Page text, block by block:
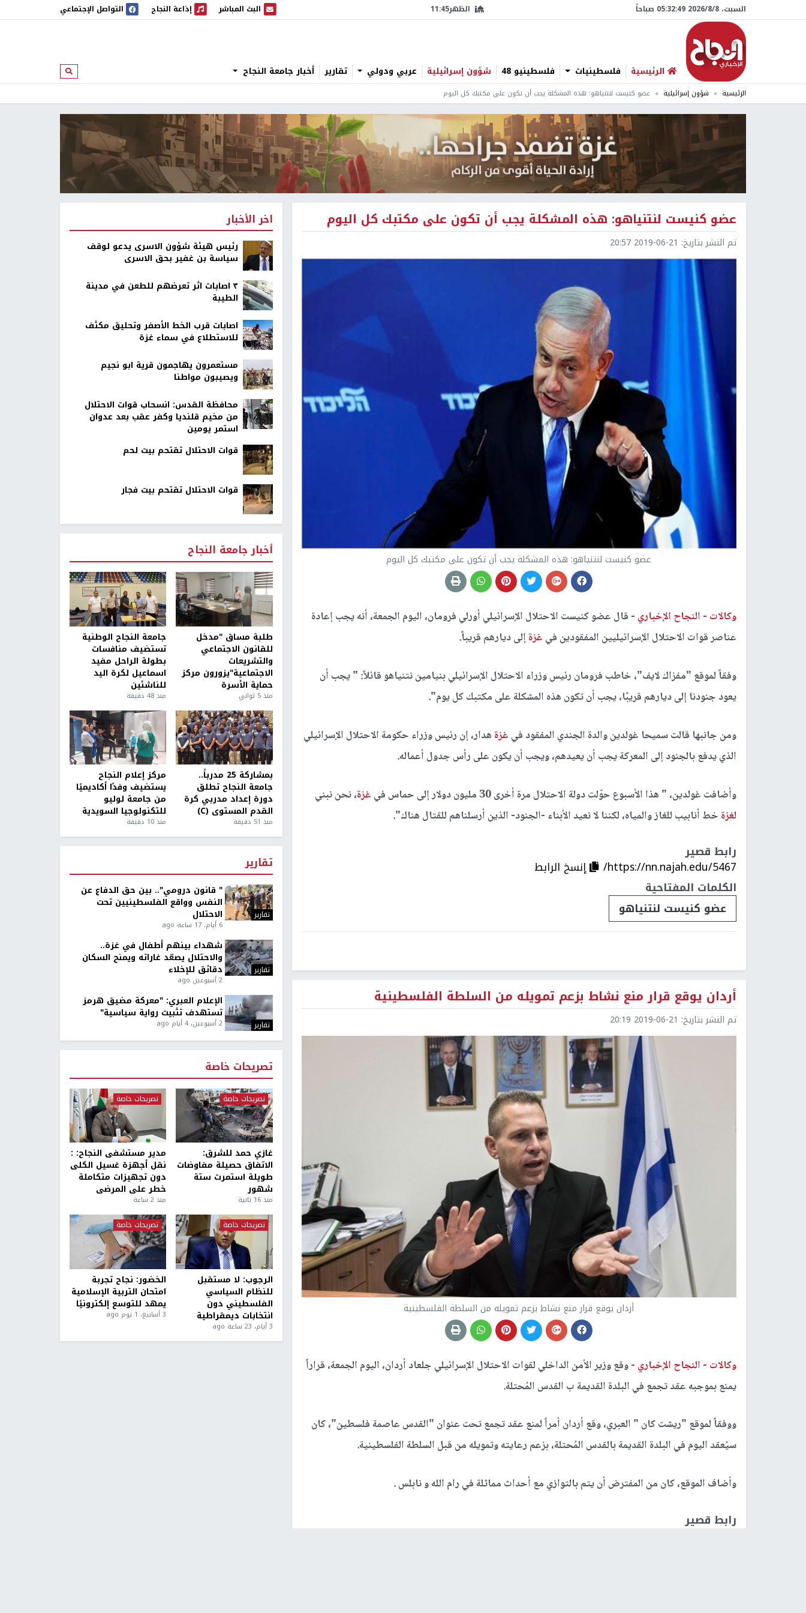
السبت، 8/‏8/‏2026 05:32:50 صباحاً الظهر11:45 البث المباشر
البث المباشر إذاعة النجاح
إذاعة النجاح التواصل الإجتماعي
الرئيسية فلسطينيات فلسطينيو 48 شؤون إسرائيلية عربي ودولي تقارير أخبار جامعة النجاح ابحث
الرئيسية شؤون إسرائيلية عضو كنيست لنتنياهو: هذه المشكلة يجب أن تكون على مكتبك كل اليوم
عضو كنيست لنتنياهو: هذه المشكلة يجب أن تكون على مكتبك كل اليوم
تم النشر بتاريخ: 2019-06-21 20:57
عضو كنيست لنتنياهو: هذه المشكلة يجب أن تكون على مكتبك كل اليوم
وكالات - النجاح الإخباري - قال عضو كنيست الاحتلال الإسرائيلي أورلي فرومان، اليوم الجمعة، أنه يجب إعادة
عناصر قوات الاحتلال الإسرائيليين المفقودين في غزةإلى ديارهم قريباً.
وفقاً لموقع "مفزاك لايف"، خاطب فرومان رئيس وزراء الاحتلال الإسرائيلي بنيامين نتنياهو قائلاً: " يجب أن
يعود جنودنا إلى ديارهم قريبًا، يجب أن تكون هذه المشكلة على مكتبك كل يوم".
ومن جانبها قالت سميحا غولدين والدة الجندي المفقود في غزة هدار، إن رئيس وزراء حكومة الاحتلال الإسرائيلي
الذي يدفع بالجنود إلى المعركة يجب أن يعيدهم، ويجب أن يكون على رأس جدول أعماله.
وأضافت غولدين، " هذا الأسبوع حوّلت دولة الاحتلال مرة أخرى 30 مليون دولار إلى حماس في غزة، نحن نبني
لغزة خط أنابيب للغاز والمياه، لكننا لا نعيد الأبناء -الجنود- الذين أرسلناهم للقتال هناك".
رابط قصير
https://nn.najah.edu/5467/
إنسخ الرابط
الكلمات المفتاحية
عضو كنيست لنتنياهو
أردان يوقع قرار منع نشاط بزعم تمويله من السلطة الفلسطينية
تم النشر بتاريخ: 2019-06-21 20:19
أردان يوقع قرار منع نشاط بزعم تمويله من السلطة الفلسطينية
وكالات - النجاح الإخباري -وقع وزير الأمن الداخلي لقوات الاحتلال الإسرائيلي جلعاد أردان، اليوم الجمعة، قراراً
يمنع بموجبه عقد تجمع في البلدة القديمة ب القدس المُحتلة.
ووفقاً لموقع "ريشت كان " العبري، وقع أردان أمراً لمنع عقد تجمع تحت عنوان "القدس عاصمة فلسطين"، كان
سيُعقد اليوم في البلدة القديمة بالقدس المُحتلة، بزعم رعايته وتمويله من قبل السلطة الفلسطينية.
وأضاف الموقع، كان من المفترض أن يتم بالتوازي مع أحداث مماثلة في رام الله و نابلس .
رابط قصير
اخر الأخبار
رئيس هيئة شؤون الاسرى يدعو لوقف
سياسة بن غفير بحق الاسرى
٣ اصابات اثر تعرضهم للطعن في مدينة
الطيبة
اصابات قرب الخط الأصفر وتحليق مكثف
للاستطلاع في سماء غزة
مستعمرون يهاجمون قرية ابو نجيم
ويصيبون مواطنا
محافظة القدس: انسحاب قوات الاحتلال
من مخيم قلنديا وكفر عقب بعد عدوان
استمر يومين
قوات الاحتلال تقتحم بيت لحم
قوات الاحتلال تقتحم بيت فجار
أخبار جامعة النجاح
طلبة مساق "مدخل
للقانون الاجتماعي
والتشريعات
الاجتماعية"يزورون مركز
حماية الأسرة
منذ 5 ثواني
جامعة النجاح الوطنية
تستضيف منافسات
بطولة الراحل مفيد
اسماعيل لكرة اليد
للناشئين
منذ 48 دقيقة
بمشاركة 25 مدرباً..
جامعة النجاح تطلق
دورة إعداد مدربي كرة
القدم المستوى (C)
منذ 51 دقيقة
مركز إعلام النجاح
يستضيف وفدًا أكاديميًا
من جامعة لوليو
للتكنولوجيا السويدية
منذ 10 دقيقة
تقارير
تقارير
" قانون درومي".. بين حق الدفاع عن
النفس وواقع الفلسطينيين تحت
الاحتلال
6 أيام، 17 ساعة ago
تقارير
شهداء بينهم أطفال في غزة..
والاحتلال يصعّد غاراته ويمنح السكان
دقائق للإخلاء
2 أسبوعين ago
تقارير
الإعلام العبري: "معركة مضيق هرمز
تستهدف تثبيت رواية سياسية"
2 أسبوعين، 4 أيام ago
تصريحات خاصة
تصريحات خاصة
غازي حمد للشرق:
الاتفاق حصيلة مفاوضات
طويلة استمرت ستة
شهور
منذ 16 ثانية
تصريحات خاصة
مدير مستشفى النجاح: :
نقل أجهزة غسيل الكلى
دون تجهيزات متكاملة
خطر على المرضى
منذ 2 ساعة
تصريحات خاصة
الرجوب: لا مستقبل
للنظام السياسي
الفلسطيني دون
انتخابات ديمقراطية
3 أيام، 23 ساعة ago
تصريحات خاصة
الخضور: نجاح تجربة
امتحان التربية الإسلامية
يمهد للتوسع إلكترونيًا
3 أسابيع، 1 يوم ago